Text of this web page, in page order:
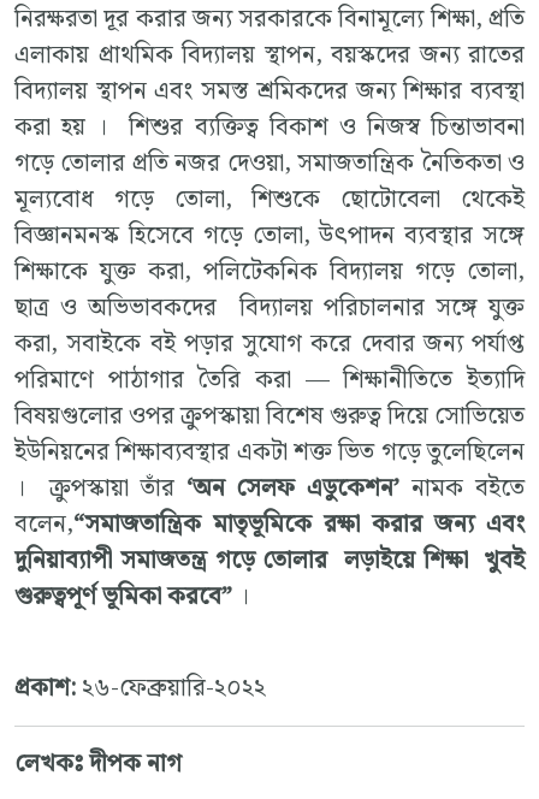
নিরক্ষরতা দূর করার জন্য সরকারকে বিনামূল্যে শিক্ষা, প্রতি
এলাকায় প্রাথমিক বিদ্যালয় স্থাপন, বয়স্কদের জন্য রাতের
বিদ্যালয় স্থাপন এবং সমস্ত শ্রমিকদের জন্য শিক্ষার ব্যবস্থা
করা হয় । শিশুর ব্যক্তিত্ব বিকাশ ও নিজস্ব চিন্তাভাবনা
গড়ে তোলার প্রতি নজর দেওয়া, সমাজতান্ত্রিক নৈতিকতা ও
মূল্যবোধ গড়ে তোলা, শিশুকে ছোটোবেলা থেকেই
বিজ্ঞানমনস্ক হিসেবে গড়ে তোলা, উৎপাদন ব্যবস্থার সঙ্গে
শিক্ষাকে যুক্ত করা, পলিটেকনিক বিদ্যালয় গড়ে তোলা,
ছাত্র ও অভিভাবকদের বিদ্যালয় পরিচালনার সঙ্গে যুক্ত
করা, সবাইকে বই পড়ার সুযোগ করে দেবার জন্য পর্যাপ্ত
পরিমাণে পাঠাগার তৈরি করা — শিক্ষানীতিতে ইত্যাদি
বিষয়গুলোর ওপর ক্রুপস্কায়া বিশেষ গুরুত্ব দিয়ে সোভিয়েত
ইউনিয়নের শিক্ষাব্যবস্থার একটা শক্ত ভিত গড়ে তুলেছিলেন
। ক্রুপস্কায়া তাঁর ‘অন সেলফ এডুকেশন’ নামক বইতে
বলেন,“সমাজতান্ত্রিক মাতৃভূমিকে রক্ষা করার জন্য এবং
দুনিয়াব্যাপী সমাজতন্ত্র গড়ে তোলার লড়াইয়ে শিক্ষা খুবই
গুরুত্বপূর্ণ ভূমিকা করবে” ।
প্রকাশ:২৬-ফেব্রুয়ারি-২০২২
লেখকঃ দীপক নাগ